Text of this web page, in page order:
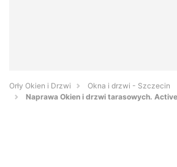
Orły Okien i Drzwi
Okna i drzwi - Szczecin
Naprawa Okien i drzwi tarasowych.